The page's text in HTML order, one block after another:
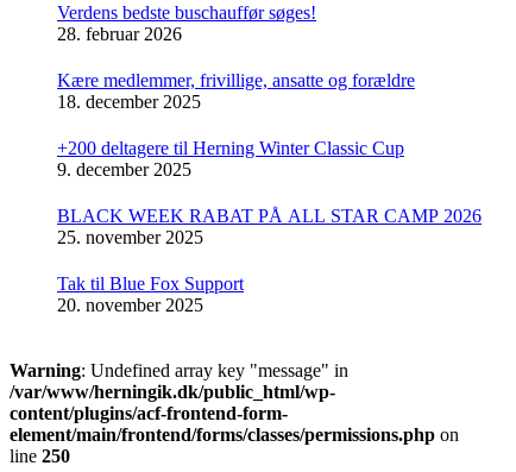
Verdens bedste buschauffør søges!
28. februar 2026
Kære medlemmer, frivillige, ansatte og forældre
18. december 2025
+200 deltagere til Herning Winter Classic Cup
9. december 2025
BLACK WEEK RABAT PÅ ALL STAR CAMP 2026
25. november 2025
Tak til Blue Fox Support
20. november 2025
Warning: Undefined array key "message" in
/var/www/herningik.dk/public_html/wp-
content/plugins/acf-frontend-form-
element/main/frontend/forms/classes/permissions.php on
line 250